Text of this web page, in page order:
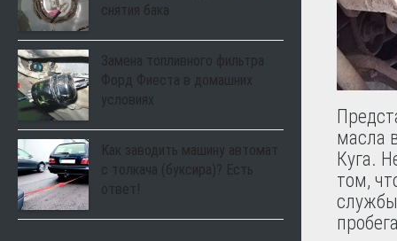
масла
Куга.
том,
снятия бака
Замена топливного фильтра
Форд Фиеста в домашних
условиях
Как заводить машину автомат
с толкача (буксира)? Есть
ответ!